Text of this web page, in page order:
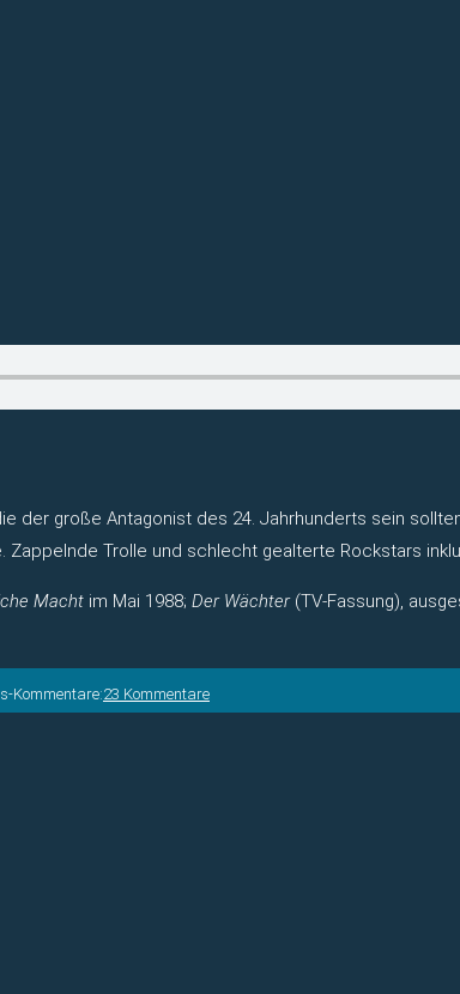
der große Antagonist des 24. Jahrhunderts sein
Trolle und schlecht gealterte Rockstars
Macht im Mai 1988; Der Wächter(TV-Fassung),
Kommentare:23 Kommentare